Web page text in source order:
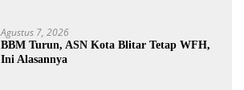
Agustus 7, 2026
BBM Turun, ASN Kota Blitar Tetap WFH,
Ini Alasannya